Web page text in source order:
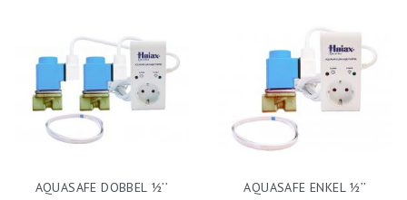
AQUASAFE DOBBEL ½’’
AQUASAFE ENKEL ½’’